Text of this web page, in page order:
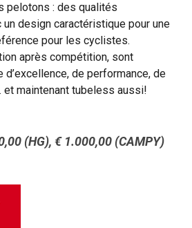
pelotons : des qualités
design caractéristique pour une
pour les cyclistes.
après compétition, sont
d’excellence, de performance, de
maintenant tubeless aussi!
(HG), € 1.000,00 (CAMPY)